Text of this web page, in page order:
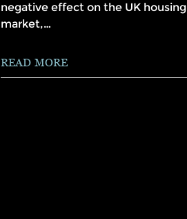
negative effect on the UK housing
market,…
READ MORE